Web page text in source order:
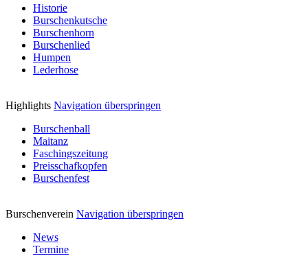
Historie
Burschenkutsche
Burschenhorn
Burschenlied
Humpen
Lederhose
Highlights Navigation überspringen
Burschenball
Maitanz
Faschingszeitung
Preisschafkopfen
Burschenfest
Burschenverein Navigation überspringen
News
Termine